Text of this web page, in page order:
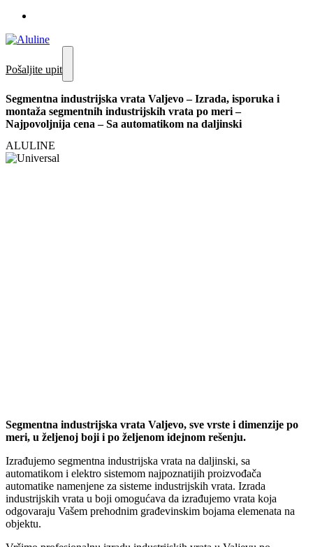
Pošaljite upit
Segmentna industrijska vrata Valjevo – Izrada, isporuka i
montaža segmentnih industrijskih vrata po meri –
Najpovoljnija cena – Sa automatikom na daljinski
ALULINE
Segmentna industrijska vrata Valjevo, sve vrste i dimenzije po
meri, u željenoj boji i po željenom idejnom rešenju.
Izrađujemo segmentna industrijska vrata na daljinski, sa
automatikom i elektro sistemom najpoznatijih proizvođača
automatike namenjene za sisteme industrijskih vrata. Izrada
industrijskih vrata u boji omogućava da izrađujemo vrata koja
odgovaraju Vašem prehodnim građevinskim bojama elemenata na
objektu.